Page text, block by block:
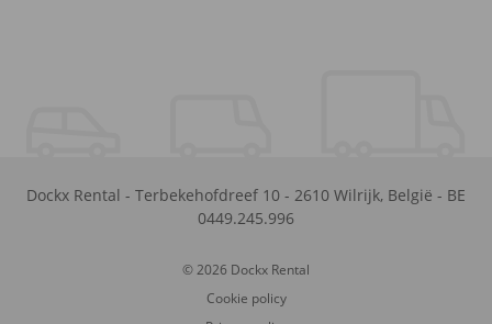
Dockx Rental - Terbekehofdreef 10 - 2610 Wilrijk, België - BE
0449.245.996
© 2026 Dockx Rental
Cookie policy